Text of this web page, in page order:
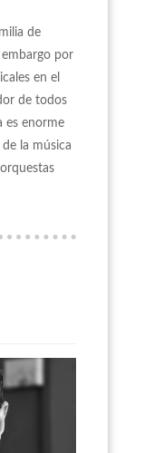
de
por
en el
de todos
es enorme
la música